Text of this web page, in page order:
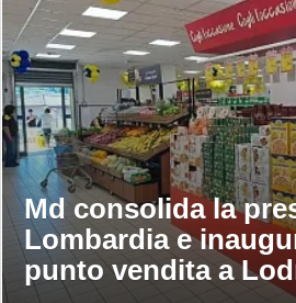
Md consolida la
Lombardia e
punto vendita a